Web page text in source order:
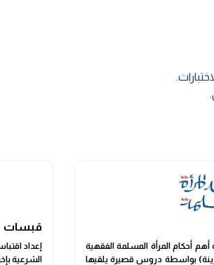
أحكام المرأة المسلمة الفقهية
بواسطة دروس قصيرة يلقيها
قبسات
إعداد
الشرعية